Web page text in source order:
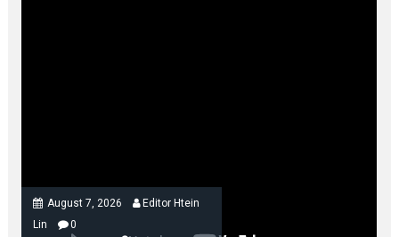
August 7, 2026
Editor Htein
Lin
0